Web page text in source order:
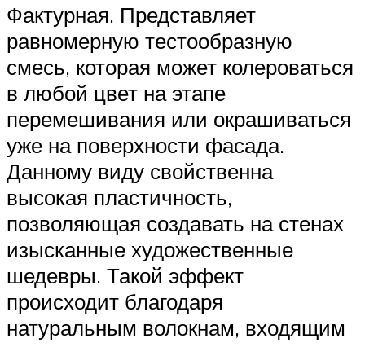
Фактурная. Представляет
равномерную тестообразную
смесь, которая может колероваться
в любой цвет на этапе
перемешивания или окрашиваться
уже на поверхности фасада.
Данному виду свойственна
высокая пластичность,
позволяющая создавать на стенах
изысканные художественные
шедевры. Такой эффект
происходит благодаря
натуральным волокнам, входящим